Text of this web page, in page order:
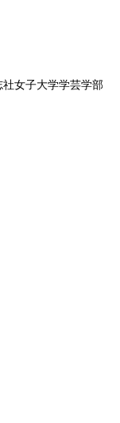
女子大学学芸学部